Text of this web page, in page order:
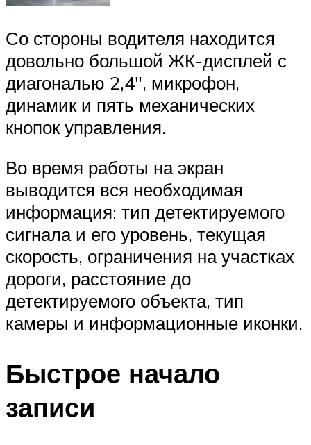
Со стороны водителя находится
довольно большой ЖК-дисплей с
диагональю 2,4″, микрофон,
динамик и пять механических
кнопок управления.
Во время работы на экран
выводится вся необходимая
информация: тип детектируемого
сигнала и его уровень, текущая
скорость, ограничения на участках
дороги, расстояние до
детектируемого объекта, тип
камеры и информационные иконки.
Быстрое начало
записи